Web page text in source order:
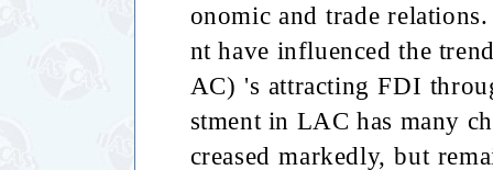
onomic and trade
nt have influenced the
AC) 's attracting FDI
stment in LAC has many
creased markedly, but